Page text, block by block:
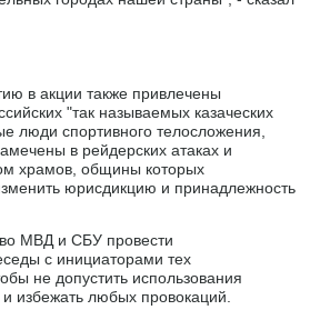
в акции также привлечены
"так называемых казаческих
люди спортивного телосложения,
в рейдерских атаках и
храмов, общины которых
юрисдикцию и принадлежность
МВД и СБУ провести
с инициаторами тех
не допустить использования
избежать любых провокаций.